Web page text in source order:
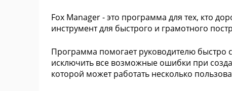
Fox Manager - это программа для тех, кто
инструмент для быстрого и грамотного
Программа помогает руководителю быстро
исключить все возможные ошибки при
которой может работать несколько